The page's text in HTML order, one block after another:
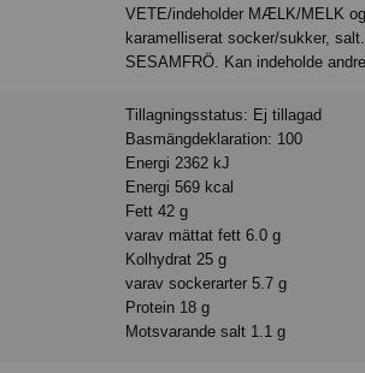
VETE/indeholder MÆLK/MELK
karamelliserat socker/sukker,
SESAMFRÖ. Kan indeholde
Tillagningsstatus: Ej tillagad
Basmängdeklaration: 100
Energi 2362 kJ
Energi 569 kcal
Fett 42 g
varav mättat fett 6.0 g
Kolhydrat 25 g
varav sockerarter 5.7 g
Protein 18 g
Motsvarande salt 1.1 g